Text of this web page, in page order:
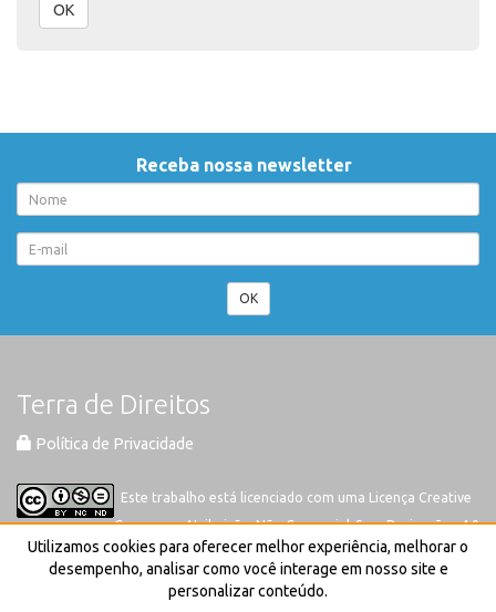
OK
Receba nossa newsletter
OK
Terra de Direitos
Política de Privacidade
Este trabalho está licenciado com uma Licença Creative
Commons-Atribuição-Não Comercial-Sem Derivações 4.0
Internacional
Utilizamos cookies para oferecer melhor experiência, melhorar o
desempenho, analisar como você interage em nosso site e
personalizar conteúdo.